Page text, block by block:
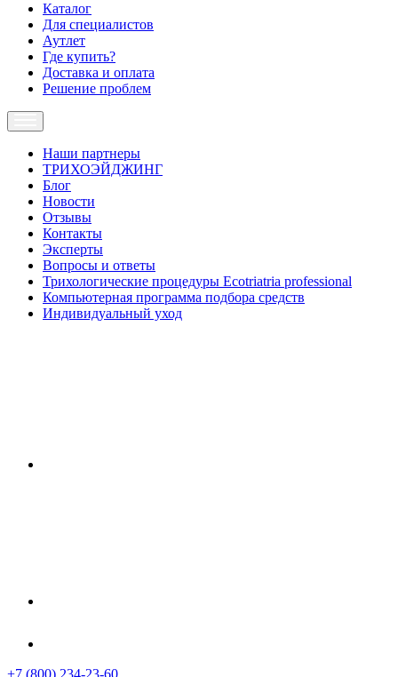
Каталог
Для специалистов
Аутлет
Где купить?
Доставка и оплата
Решение проблем
Наши партнеры
ТРИХОЭЙДЖИНГ
Блог
Новости
Отзывы
Контакты
Эксперты
Вопросы и ответы
Трихологические процедуры Ecotriatria professional
Компьютерная программа подбора средств
Индивидуальный уход
+7 (800) 234-23-60